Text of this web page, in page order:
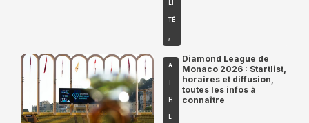
TÉ
A
T
H
Diamond League de
Monaco 2026 : Startlist,
horaires et diffusion,
toutes les infos à
connaître